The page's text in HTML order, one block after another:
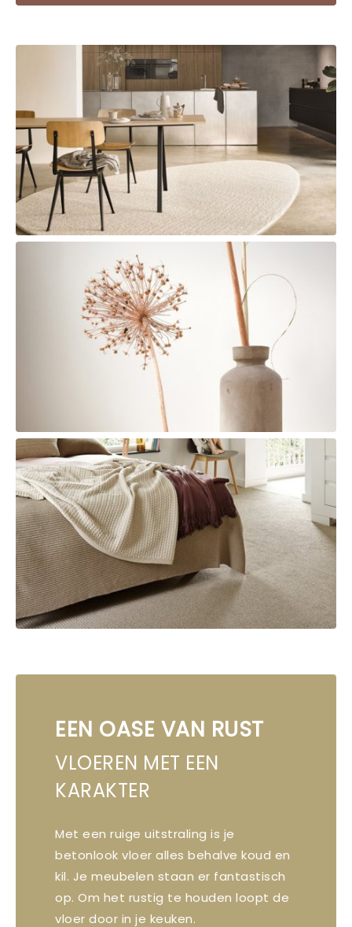
EEN OASE VAN RUST
VLOEREN MET EEN
KARAKTER
Met een ruige uitstraling is je
betonlook vloer alles behalve koud en
kil. Je meubelen staan er fantastisch
op. Om het rustig te houden loopt de
vloer door in je keuken.